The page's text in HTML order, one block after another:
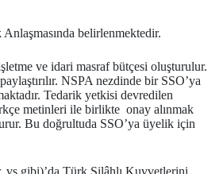
belirlenmektedir.
ve idari masraf bütçesi oluşturulur.
NSPA nezdinde bir SSO’ya
Tedarik yetkisi devredilen
metinleri ile birlikte onay alınmak
Bu doğrultuda SSO’ya üyelik için
vs gibi)’da Türk Silâhlı Kuvvetlerini